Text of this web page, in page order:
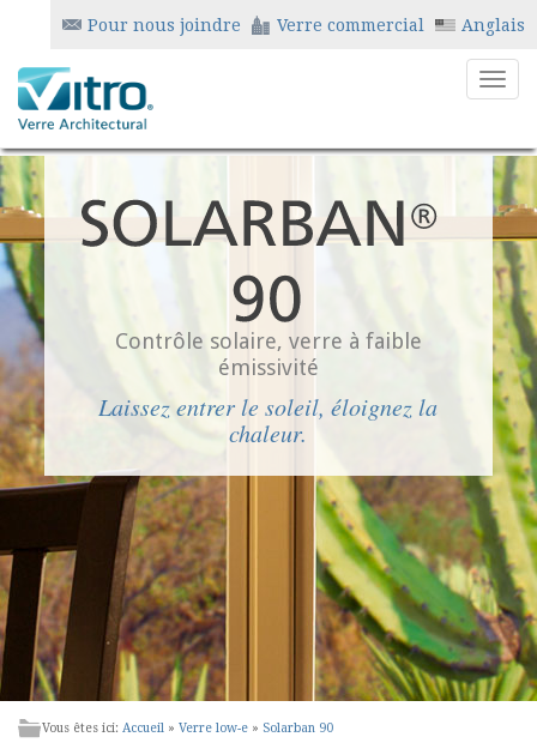
Pour nous joindre Verre commercial Anglais
Contrôle solaire, verre à faible
émissivité
Laissez entrer le soleil, éloignez la
chaleur.
Vous êtes ici: Accueil » Verre low-e » Solarban 90